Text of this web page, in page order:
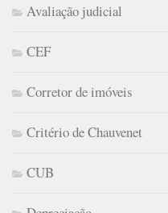
Avaliação judicial
CEF
Corretor de imóveis
Critério de Chauvenet
CUB